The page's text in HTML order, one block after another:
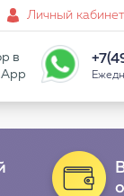
Личный кабинет
в